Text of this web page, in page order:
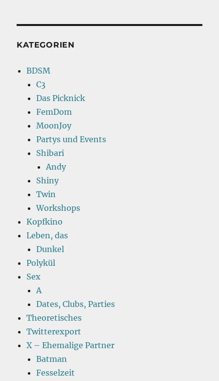
KATEGORIEN
BDSM
C3
Das Picknick
FemDom
MoonJoy
Partys und Events
Shibari
Andy
Shiny
Twin
Workshops
Kopfkino
Leben, das
Dunkel
Polykül
Sex
A
Dates, Clubs, Parties
Theoretisches
Twitterexport
X – Ehemalige Partner
Batman
Fesselzeit